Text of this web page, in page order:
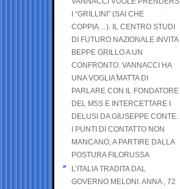
I “GRILLINI” (SAI CHE
COPPIA…). IL CENTRO STUDI
DI FUTURO NAZIONALE INVITA
BEPPE GRILLO A UN
CONFRONTO. VANNACCI HA
UNA VOGLIA MATTA DI
PARLARE CON IL FONDATORE
DEL M5S E INTERCETTARE I
DELUSI DA GIUSEPPE CONTE.
I PUNTI DI CONTATTO NON
MANCANO, A PARTIRE DALLA
POSTURA FILORUSSA
L’ITALIA TRADITA DAL
GOVERNO MELONI. ANNA , 72